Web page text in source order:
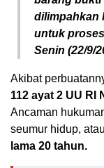
dilimpahkan
untuk
Senin (22/9/
Akibat
112 ayat 2 UU RI
Ancaman
seumur hidup,
lama 20 tahun.